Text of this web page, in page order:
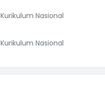
Kurikulum Nasional
Kurikulum Nasional